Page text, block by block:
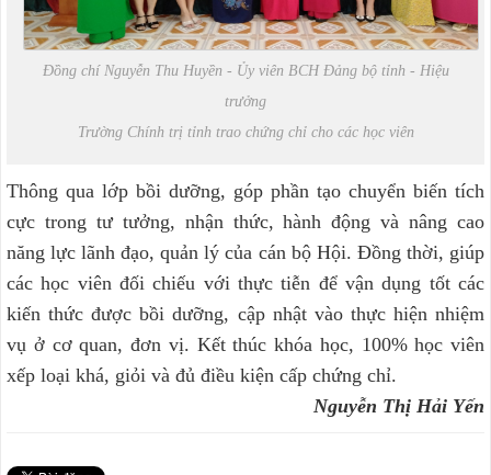
Đồng chí Nguyễn Thu Huyền - Ủy viên BCH Đảng bộ tỉnh - Hiệu
trưởng
Trường Chính trị tỉnh trao chứng chỉ cho các học viên
Thông qua lớp bồi dưỡng, góp phần tạo chuyển biến tích
cực trong tư tưởng, nhận thức, hành động và nâng cao
năng lực lãnh đạo, quản lý của cán bộ Hội. Đồng thời, giúp
các học viên đối chiếu với thực tiễn để vận dụng tốt các
kiến thức được bồi dưỡng, cập nhật vào thực hiện nhiệm
vụ ở cơ quan, đơn vị. Kết thúc khóa học, 100% học viên
xếp loại khá, giỏi và đủ điều kiện cấp chứng chỉ.
Nguyễn Thị Hải Yến